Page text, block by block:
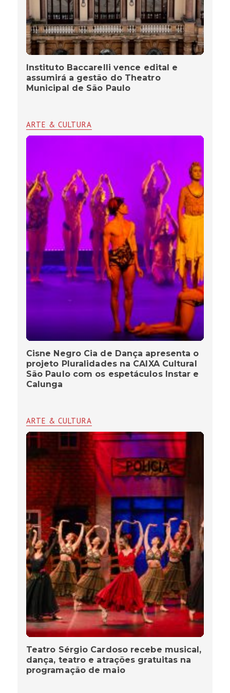
Instituto Baccarelli vence edital e
assumirá a gestão do Theatro
Municipal de São Paulo
ARTE & CULTURA
Cisne Negro Cia de Dança apresenta o
projeto Pluralidades na CAIXA Cultural
São Paulo com os espetáculos lnstar e
Calunga
ARTE & CULTURA
Teatro Sérgio Cardoso recebe musical,
dança, teatro e atrações gratuitas na
programação de maio